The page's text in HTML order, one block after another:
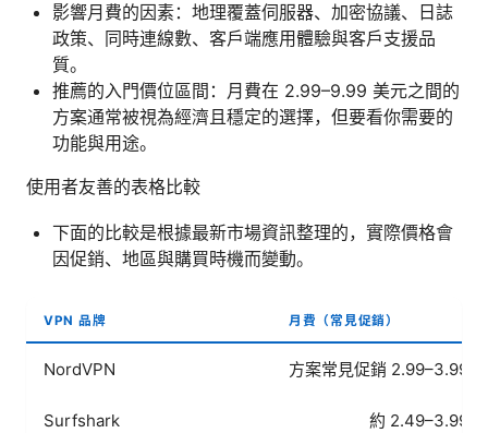
影響月費的因素：地理覆蓋伺服器、加密協議、日誌
政策、同時連線數、客戶端應用體驗與客戶支援品
質。
推薦的入門價位區間：月費在 2.99–9.99 美元之間的
方案通常被視為經濟且穩定的選擇，但要看你需要的
功能與用途。
使用者友善的表格比較
下面的比較是根據最新市場資訊整理的，實際價格會
因促銷、地區與購買時機而變動。
VPN 品牌 月費（常見促銷）
NordVPN 方案常見促銷 2.99–3.99
Surfshark 約 2.49–3.99